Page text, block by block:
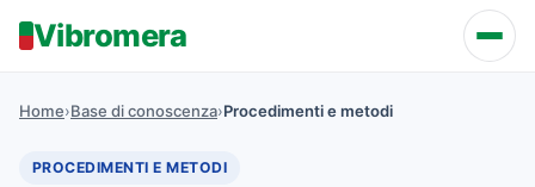
Vibromera
Home›Base di conoscenza›Procedimenti e metodi
PROCEDIMENTI E METODI